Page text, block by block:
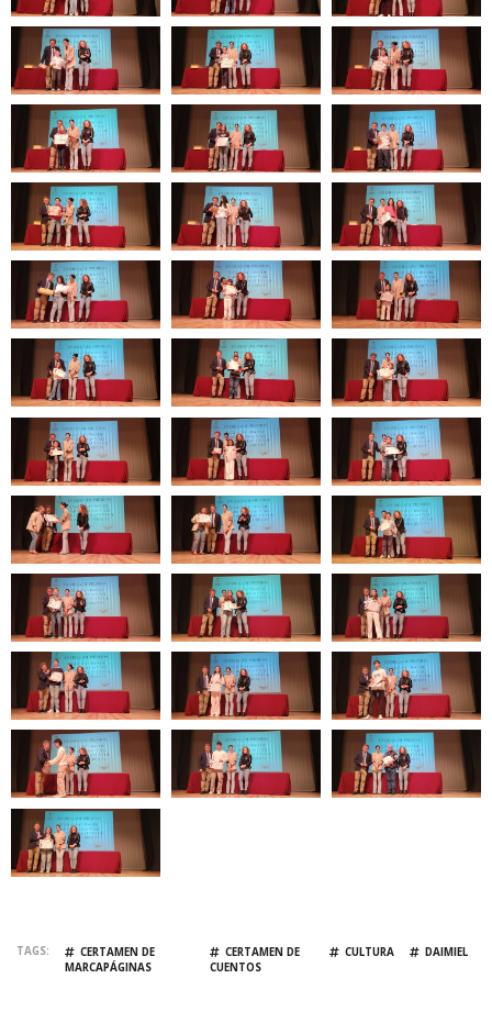
TAGS
CERTAMEN DE
MARCAPÁGINAS
CERTAMEN DE
CUENTOS
CULTURA DAIMIEL